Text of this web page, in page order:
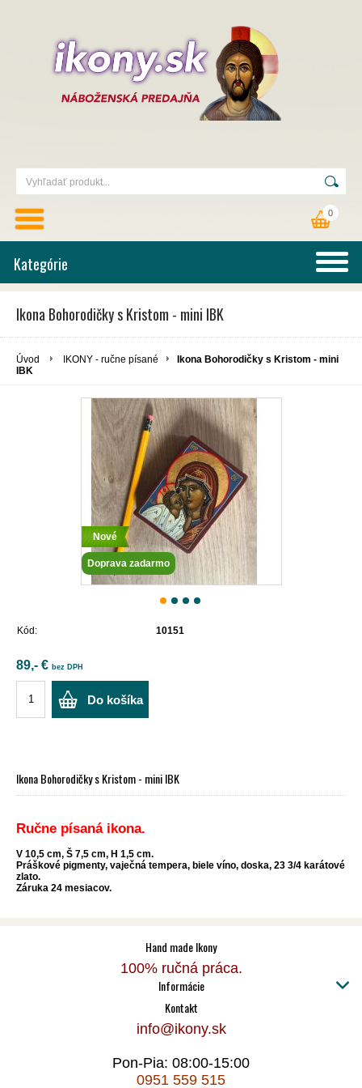
0
Kategórie
Ikona Bohorodičky s Kristom - mini IBK
Úvod IKONY - ručne písané
Ikona Bohorodičky s Kristom - mini
IBK
Nové
Doprava zadarmo
Kód: 10151
89,- € bez DPH
Do košíka
Ikona Bohorodičky s Kristom - mini IBK
Ručne písaná ikona.
V 10,5 cm, Š 7,5 cm, H 1,5 cm.
Práškové pigmenty, vaječná tempera, biele víno, doska, 23 3/4 karátové
zlato.
Záruka 24 mesiacov.
Hand made Ikony
100% ručná práca.
Informácie
Kontakt
info@ikony.sk
Pon-Pia: 08:00-15:00
0951 559 515